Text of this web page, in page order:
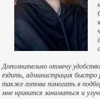
Дополнительно отмечу
ездить, администрация быстро
также готова помогать в
мне нравится заниматься и